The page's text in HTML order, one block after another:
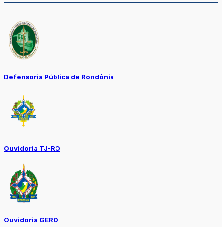
Defensoria Pública de Rondônia
Ouvidoria TJ-RO
Ouvidoria GERO